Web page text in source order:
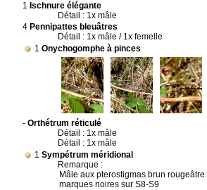
1 Ischnure élégante
Détail : 1x mâle
4 Pennipattes bleuâtres
Détail : 1x mâle / 1x femelle
1 Onychogomphe à pinces
- Orthétrum réticulé
Détail : 1x mâle
Détail : 1x mâle
1 Sympétrum méridional
Remarque :
Mâle aux pterostigmas brun
marques noires sur S8-S9